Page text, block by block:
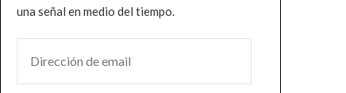
una señal en medio del tiempo.